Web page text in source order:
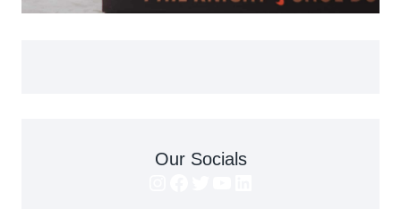
Our Socials